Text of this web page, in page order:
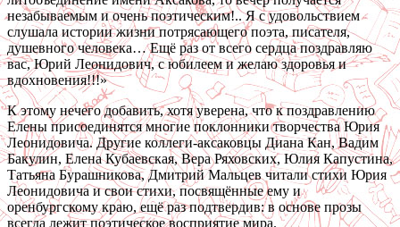
незабываемым и очень поэтическим!.. Я с удовольствием
слушала истории жизни потрясающего поэта, писателя,
душевного человека… Ещё раз от всего сердца поздравляю
вас, Юрий Леонидович, с юбилеем и желаю здоровья и
вдохновения!!!»
К этому нечего добавить, хотя уверена, что к поздравлению
Елены присоединятся многие поклонники творчества Юрия
Леонидовича. Другие коллеги-аксаковцы Диана Кан, Вадим
Бакулин, Елена Кубаевская, Вера Ряховских, Юлия Капустина,
Татьяна Бурашникова, Дмитрий Мальцев читали стихи Юрия
Леонидовича и свои стихи, посвящённые ему и
оренбургскому краю, ещё раз подтвердив: в основе прозы
всегда лежит поэтическое восприятие мира.